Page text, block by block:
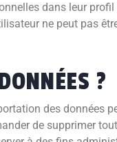
dans leur
ne peut pas
?
des données
de supprimer